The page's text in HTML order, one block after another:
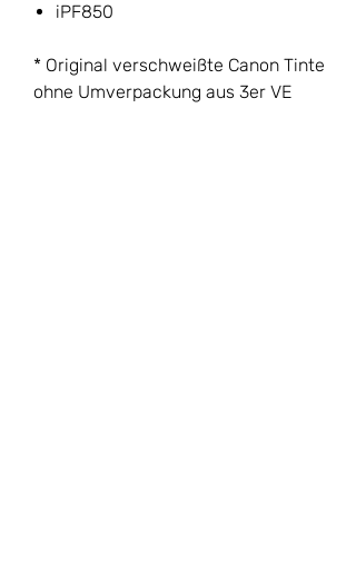
iPF850
* Original verschweißte Canon Tinte
ohne Umverpackung aus 3er VE